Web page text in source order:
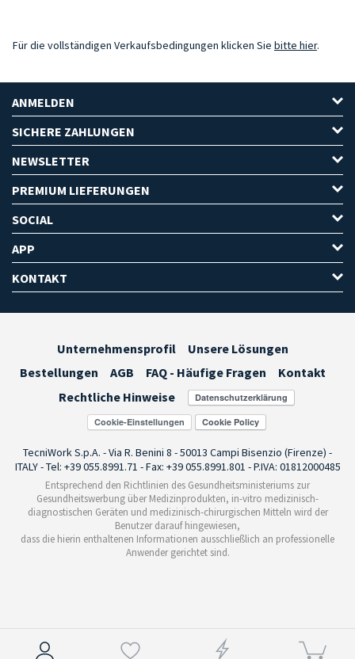
Für die vollständigen Verkaufsbedingungen klicken Sie bitte hier.
ANMELDEN
SICHERE ZAHLUNGEN
NEWSLETTER
PREMIUM LIEFERUNGEN
SOCIAL
APP
KONTAKT
Unternehmensprofil
Unsere Lösungen
Bestellungen
AGB FAQ - Häufige Fragen
Kontakt
Rechtliche Hinweise
Cookie-Einstellungen
TecniWork S.p.A. - Via R. Benini 8 - 50013 Campi Bisenzio (Firenze) -
ITALY - Tel: +39 055.8991.71 - Fax: +39 055.8991.801 - P.IVA: 01812000485
Entsprechend den Richtlinien des Gesundheitsministeriums zur
Gesundheitswerbung über Medizinprodukten, in-vitro medizinisch-
diagnostischen Geräten und medizinisch-chirurgischen Mitteln wird der
Benutzer darauf hingewiesen,
dass die hierin enthaltenen Informationen ausschließlich an professionelle
Anwender gerichtet sind.